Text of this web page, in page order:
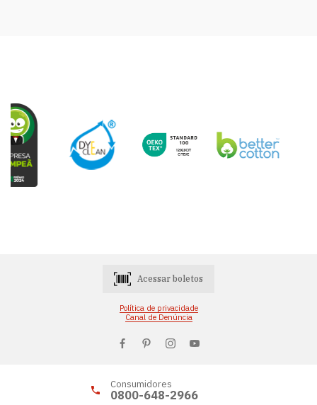
Acessar boletos
Política de privacidade
Canal de Denúncia
Consumidores
0800-648-2966